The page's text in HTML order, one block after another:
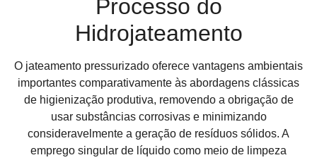
Processo do
Hidrojateamento
O jateamento pressurizado oferece vantagens ambientais
importantes comparativamente às abordagens clássicas
de higienização produtiva, removendo a obrigação de
usar substâncias corrosivas e minimizando
consideravelmente a geração de resíduos sólidos. A
emprego singular de líquido como meio de limpeza